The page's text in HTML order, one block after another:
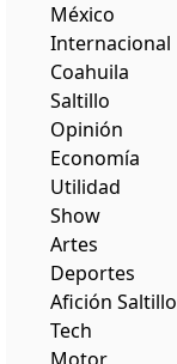
México
Internacional
Coahuila
Saltillo
Opinión
Economía
Utilidad
Show
Artes
Deportes
Afición Saltillo
Tech